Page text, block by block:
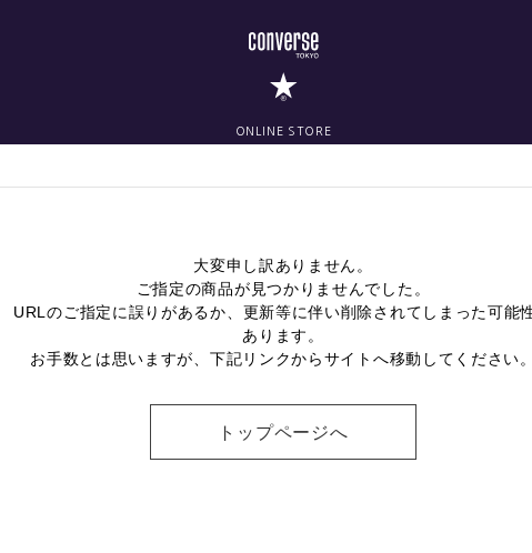
ONLINE STORE
大変申し訳ありません。
ご指定の商品が見つかりませんでした。
URLのご指定に誤りがあるか、更新等に伴い削除されてしまった可能
あります。
お手数とは思いますが、下記リンクからサイトへ移動してください。
トップページへ